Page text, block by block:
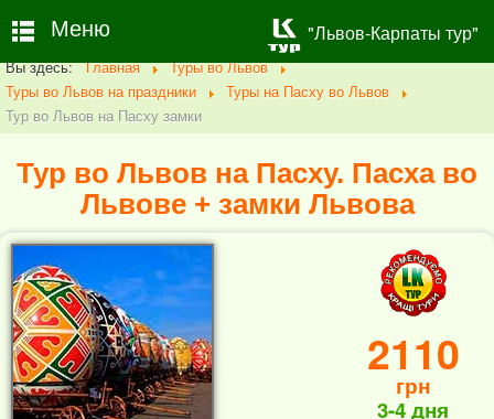
Вы здесь: Главная
Туры во Львов
Туры во Львов на праздники
Туры на Пасху во Львов
Тур во Львов на Пасху замки
Тур во Львов на Пасху. Пасха во
Львове + замки Львова
2110
грн
3-4 дня
Меню "Львов-Карпаты тур"